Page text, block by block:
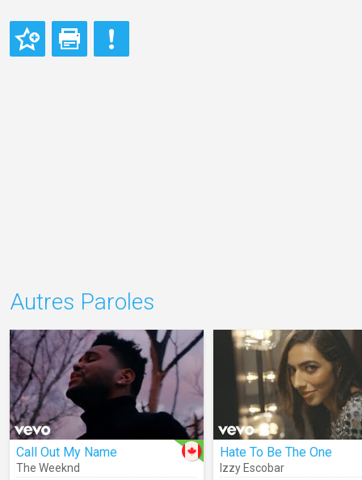
Autres Paroles
Call Out My Name
The Weeknd
Hate To Be The One
Izzy Escobar